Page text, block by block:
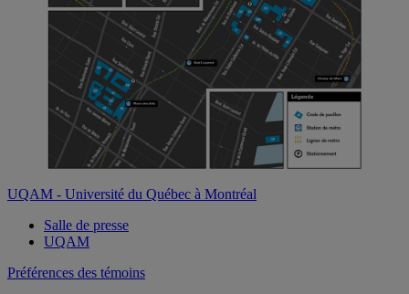
UQAM - Université du Québec à Montréal
Salle de presse
UQAM
Préférences des témoins